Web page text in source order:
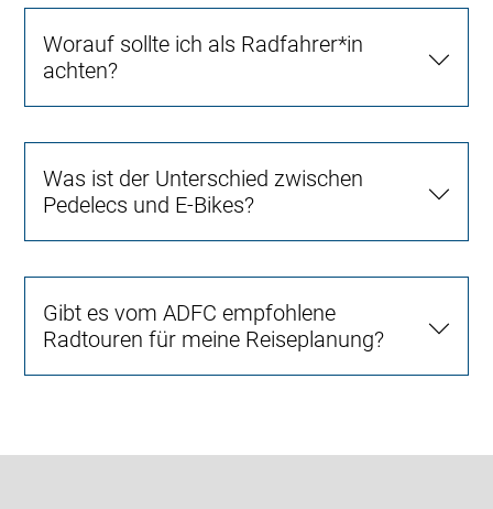
Worauf sollte ich als Radfahrer*in
achten?
Was ist der Unterschied zwischen
Pedelecs und E-Bikes?
Gibt es vom ADFC empfohlene
Radtouren für meine Reiseplanung?